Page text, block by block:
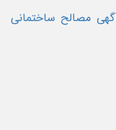
مصالح ساختمانی